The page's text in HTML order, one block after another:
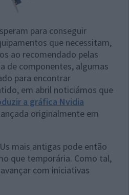
para conseguir
que necessitam,
ao recomendado pelas
de componentes, algumas
para encontrar
em abril noticiámos que
a gráfica Nvidia
originalmente em
mais antigas pode então
que temporária. Como tal,
com iniciativas